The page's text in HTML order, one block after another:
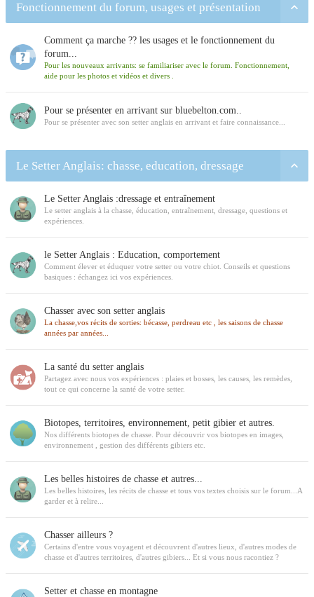
Fonctionnement du forum, usages et présentation
Comment ça marche ?? les usages et le fonctionnement du
forum...
Pour les nouveaux arrivants: se familiariser avec le forum. Fonctionnement,
aide pour les photos et vidéos et divers .
Pour se présenter en arrivant sur bluebelton.com..
Pour se présenter avec son setter anglais en arrivant et faire connaissance...
Le Setter Anglais: chasse, education, dressage
Le Setter Anglais :dressage et entraînement
Le setter anglais à la chasse, éducation, entraînement, dressage, questions et
expériences.
le Setter Anglais : Education, comportement
Comment élever et éduquer votre setter ou votre chiot. Conseils et questions
basiques : échangez ici vos expériences.
Chasser avec son setter anglais
La chasse,vos récits de sorties: bécasse, perdreau etc , les saisons de chasse
années par années...
La santé du setter anglais
Partagez avec nous vos expériences : plaies et bosses, les causes, les remèdes,
tout ce qui concerne la santé de votre setter.
Biotopes, territoires, environnement, petit gibier et autres.
Nos différents biotopes de chasse. Pour découvrir vos biotopes en images,
environnement , gestion des différents gibiers etc.
Les belles histoires de chasse et autres...
Les belles histoires, les récits de chasse et tous vos textes choisis sur le forum...A
garder et à relire...
Chasser ailleurs ?
Certains d'entre vous voyagent et découvrent d'autres lieux, d'autres modes de
chasse et d'autres territoires, d'autres gibiers... Et si vous nous racontiez ?
Setter et chasse en montagne